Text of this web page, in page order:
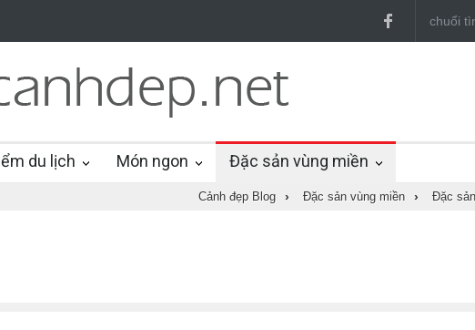
du lịch Món ngon Đặc sản vùng miền
Cảnh đẹp Blog › Đặc sản vùng miền › Đặc